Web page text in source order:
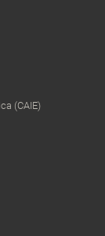
(CAIE)